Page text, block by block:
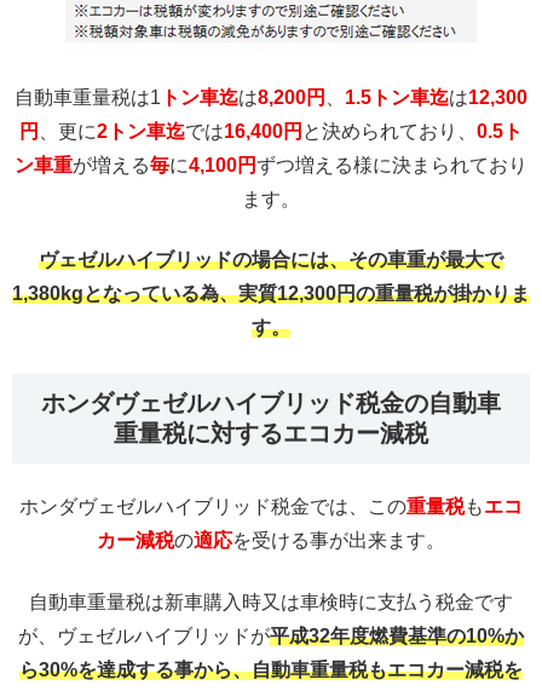
自動車重量税は1 トン車迄は8,200円 1.5トン車迄は12,300
円
、更に2トン車迄では16,400円 と決められており、 0.5ト
ン車重が増える毎に4,100円ずつ増える様に決まられており
ます。
ヴェゼルハイブリッドの場合には、その車重が最大で
1,380kgとなっている為、実質12,300円の重量税が掛かりま
す。
ホンダヴェゼルハイブリッド税金の自動車
重量税に対するエコカー減税
ホンダヴェゼルハイブリッド税金では、この重量税もエコ
カー減税の適応を受ける事が出来ます。
自動車重量税は新車購入時又は車検時に支払う税金です
が、ヴェゼルハイブリッドが平成32年度燃費基準の10%か
ら30%を達成する事から、自動車重量税もエコカー減税を